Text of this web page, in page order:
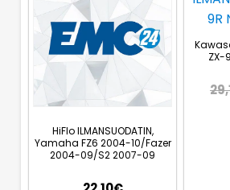
HiFlo ILMANSUODATIN,
Yamaha FZ6 2004-10/Fazer
2004-09/S2 2007-09
ZX-